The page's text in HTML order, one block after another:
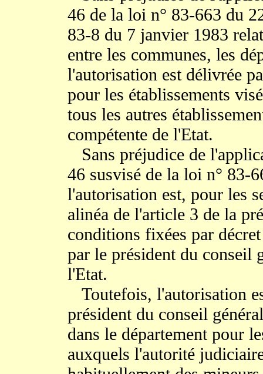
46 de la loi n° 83-663 du
83-8 du 7 janvier 1983
entre les communes, les
l'autorisation est délivrée
pour les établissements
tous les autres
compétente de l'Etat.
Sans préjudice de
46 susvisé de la loi n° 83-
l'autorisation est, pour les
alinéa de l'article 3 de la
conditions fixées par
par le président du conseil
l'Etat.
Toutefois, l'autorisation
président du conseil
dans le département pour
auxquels l'autorité